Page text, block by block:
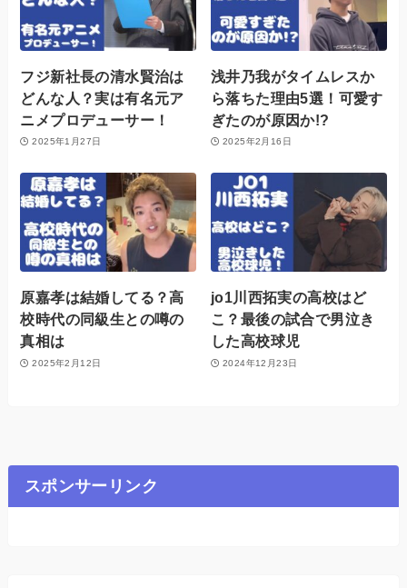
フジ新社長の清水賢治は
どんな人？実は有名元ア
ニメプロデューサー！
2025年1月27日
浅井乃我がタイムレスか
ら落ちた理由5選！可愛す
ぎたのが原因か!?
2025年2月16日
原嘉孝は結婚してる？高
校時代の同級生との噂の
真相は
2025年2月12日
jo1川西拓実の高校はど
こ？最後の試合で男泣き
した高校球児
2024年12月23日
スポンサーリンク